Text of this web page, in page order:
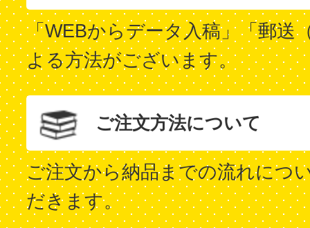
「WEBからデータ入稿」「郵送
よる方法がございます。
ご注文方法について
ご注文から納品までの流れにつ
だきます。